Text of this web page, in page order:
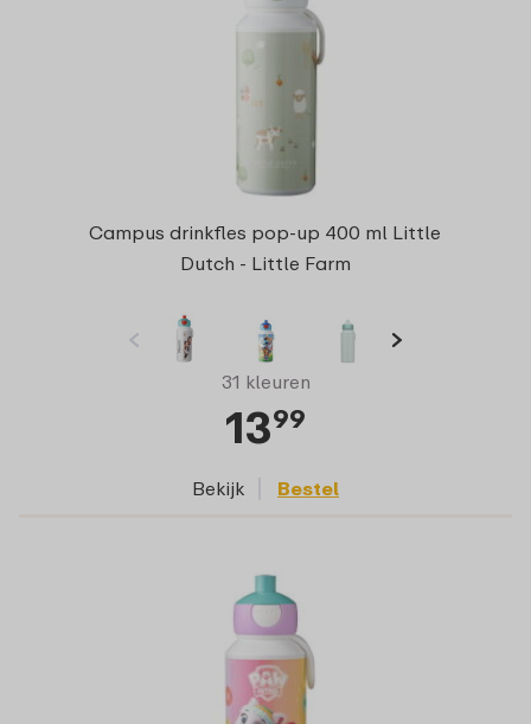
Campus drinkfles pop-up 400 ml Little
Dutch - Little Farm
31 kleuren
1399
Bekijk Bestel